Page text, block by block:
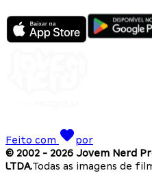
Feito com
por
© 2002 - 2026 Jovem Nerd
LTDA.Todas as imagens de